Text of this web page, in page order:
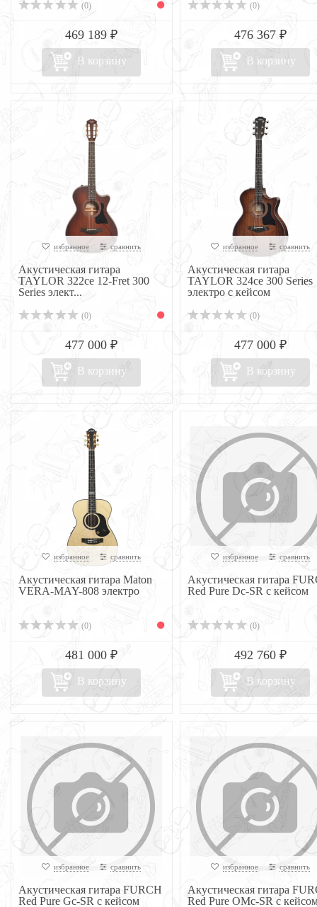
(0)
469 189 ₽
В корзину
(0)
476 367 ₽
В корзину
избранное сравнить
Акустическая гитара
TAYLOR 322ce 12-Fret 300
Series элект...
(0)
477 000 ₽
В корзину
избранное сравнить
Акустическая гитара
TAYLOR 324ce 300 Series
электро с кейсом
(0)
477 000 ₽
В корзину
избранное сравнить
Акустическая гитара Maton
VERA-MAY-808 электро
(0)
481 000 ₽
В корзину
избранное сравнить
Акустическая гитара
Red Pure Dc-SR с кейсом
(0)
492 760 ₽
В корзину
избранное сравнить
Акустическая гитара FURCH
Red Pure Gc-SR с кейсом
избранное сравнить
Акустическая гитара
Red Pure OMc-SR с